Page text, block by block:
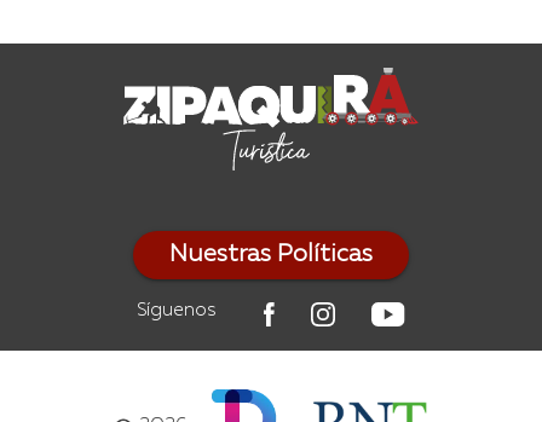
Nuestras Políticas
Síguenos